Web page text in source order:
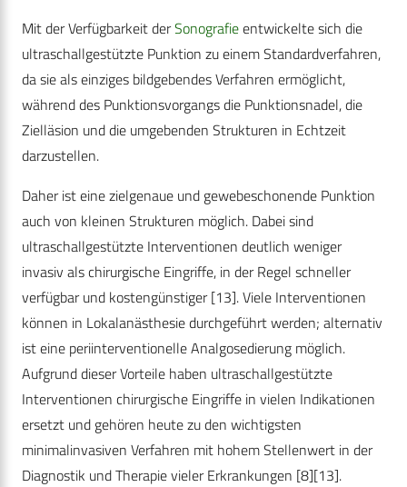
Mit der Verfügbarkeit derSonografieentwickelte sich die
ultraschallgestützte Punktion zu einem Standardverfahren,
da sie als einziges bildgebendes Verfahren ermöglicht,
während des Punktionsvorgangs die Punktionsnadel, die
Zielläsion und die umgebenden Strukturen in Echtzeit
darzustellen.
Daher ist eine zielgenaue und gewebeschonende Punktion
auch von kleinen Strukturen möglich. Dabei sind
ultraschallgestützte Interventionen deutlich weniger
invasiv als chirurgische Eingriffe, in der Regel schneller
verfügbar und kostengünstiger [13]. Viele Interventionen
können in Lokalanästhesie durchgeführt werden; alternativ
ist eine periinterventionelle Analgosedierung möglich.
Aufgrund dieser Vorteile haben ultraschallgestützte
Interventionen chirurgische Eingriffe in vielen Indikationen
ersetzt und gehören heute zu den wichtigsten
minimalinvasiven Verfahren mit hohem Stellenwert in der
Diagnostik und Therapie vieler Erkrankungen [8][13].